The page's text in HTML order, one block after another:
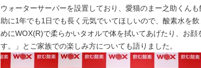
ウォーターサーバーを設置しており、愛猫のまー之助くん
助に1年でも1日でも長く元気でいてほしいので、酸素水を
めにWOX(R)で柔らかいタオルで体を拭いてあげたり、お顔
す。」とご家族での楽しみ方についても語りました。